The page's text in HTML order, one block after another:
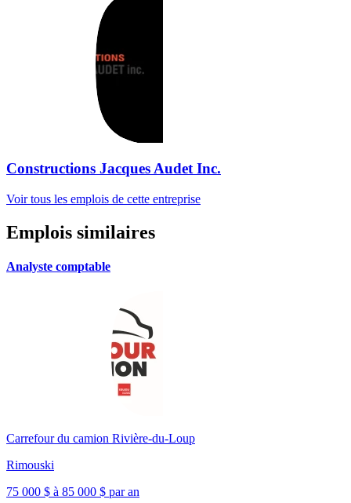
Constructions Jacques Audet Inc.
Voir tous les emplois de cette entreprise
Emplois similaires
Analyste comptable
Carrefour du camion Rivière-du-Loup
Rimouski
75 000 $ à 85 000 $ par an